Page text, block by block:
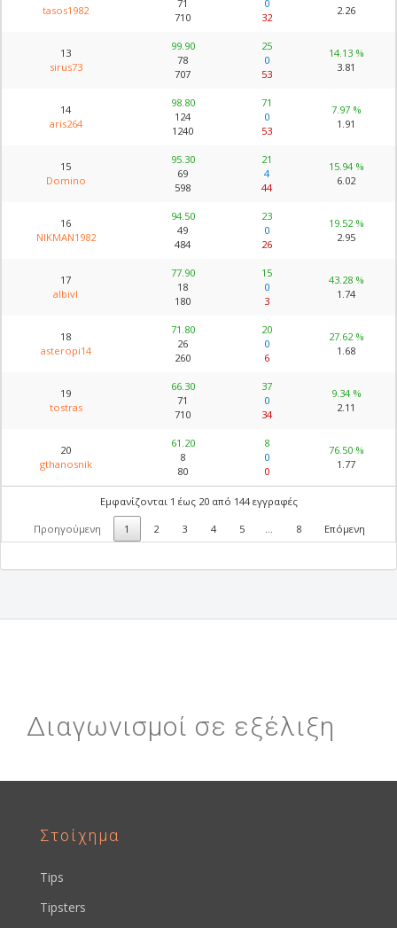
tasos1982
71
710
0
32
2.26
13
sirus73
99.90
78
707
25
0
53
14.13 %
3.81
14
aris264
98.80
124
1240
71
0
53
7.97 %
1.91
15
Domino
95.30
69
598
21
4
44
15.94 %
6.02
16
NIKMAN1982
94.50
49
484
23
0
26
19.52 %
2.95
17
albivl
77.90
18
180
15
0
3
43.28 %
1.74
18
asteropi14
71.80
26
260
20
0
6
27.62 %
1.68
19
tostras
66.30
71
710
37
0
34
9.34 %
2.11
20
gthanosnik
61.20
8
80
8
0
0
76.50 %
1.77
Εμφανίζονται 1 έως 20 από 144 εγγραφές
Προηγούμενη 1 2 3 4 5 8 Επόμενη
Διαγωνισμοί σε εξέλιξη
Στοίχημα
Tips
Tipsters